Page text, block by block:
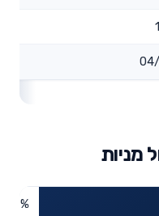
מניות
7.7%